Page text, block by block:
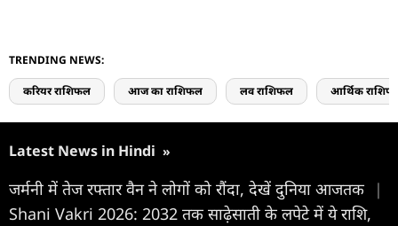
TRENDING NEWS:
करियर राशिफल आज का राशिफल लव राशिफल आर्थिक
Latest News in Hindi »
जर्मनी में तेज रफ्तार वैन ने लोगों को रौंदा, देखें दुनिया आजतक
|
Shani Vakri 2026: 2032 तक साढ़ेसाती के लपेटे में ये राशि,